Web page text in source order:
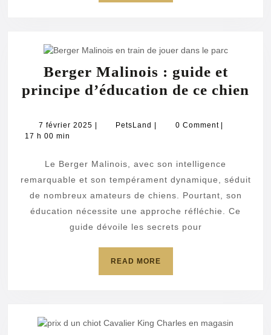
Berger Malinois : guide et
principe d’éducation de ce chien
7 février 2025 7| PetsLand PetsLand
| 0 Comment |
17 h 00 min
Le Berger Malinois, avec son intelligence
remarquable et son tempérament dynamique, séduit
de nombreux amateurs de chiens. Pourtant, son
éducation nécessite une approche réfléchie. Ce
guide dévoile les secrets pour
READ MOREREAD